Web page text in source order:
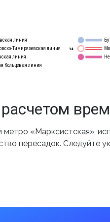
линия
Тимирязевская линия
линия
Кольцевая линия
14
«Марксистская»,
пересадок. Следуйте